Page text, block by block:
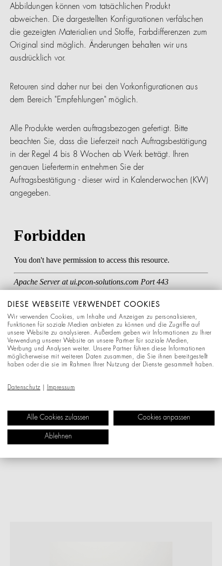
Abbildungen können vom tatsächlichen Produkt
abweichen. Die dargestellten Konfigurationen verfälschen
die gezeigten Materialien und Stoffe, Farbdifferenzen zum
Original sind möglich. Änderungen behalten wir uns
ausdrücklich vor.
Retouren sind daher nur bei den Vorkonfigurationen aus
dem Bereich "Empfehlungen" möglich.
Alle Produkte werden auftragsbezogen gefertigt. Bitte
beachten Sie, dass die Lieferzeit nach Auftragsbestätigung
in der Regel 4 bis 8 Wochen ab Werk beträgt. Ihren
genauen Liefertermin entnehmen Sie der
Auftragsbestätigung - dieser wird in Kalenderwochen (KW)
angegeben.
DIESE WEBSEITE VERWENDET COOKIES
Wir verwenden Cookies, um Inhalte und Anzeigen zu personalisieren,
Funktionen für soziale Medien anbieten zu können und die Zugriffe auf
unsere Website zu analysieren. Außerdem geben wir Informationen zu Ihrer
Verwendung unserer Website an unsere Partner für soziale Medien,
Werbung und Analysen weiter. Unsere Partner führen diese Informationen
möglicherweise mit weiteren Daten zusammen, die Sie ihnen bereitgestellt
haben oder die sie im Rahmen Ihrer Nutzung der Dienste gesammelt haben.
Datenschutz Impressum
Alle Cookies zulassen Cookies anpassen
Ablehnen